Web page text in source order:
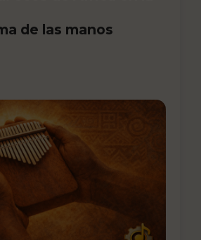
de las manos